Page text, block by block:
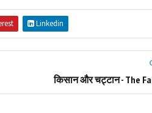
Linkedin
किसान और चट्टान - The